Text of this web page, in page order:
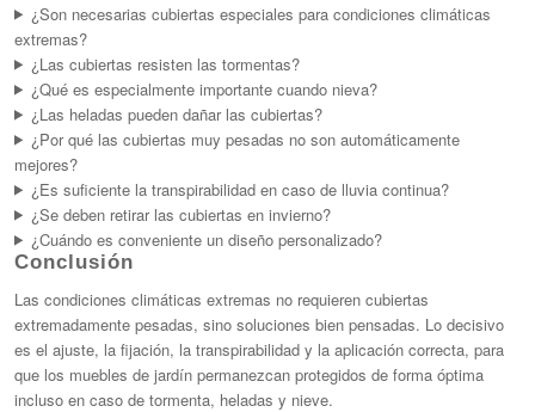
¿Son necesarias cubiertas especiales para condiciones climáticas
extremas?
¿Las cubiertas resisten las tormentas?
¿Qué es especialmente importante cuando nieva?
¿Las heladas pueden dañar las cubiertas?
¿Por qué las cubiertas muy pesadas no son automáticamente
mejores?
¿Es suficiente la transpirabilidad en caso de lluvia continua?
¿Se deben retirar las cubiertas en invierno?
¿Cuándo es conveniente un diseño personalizado?
Conclusión
Las condiciones climáticas extremas no requieren cubiertas
extremadamente pesadas, sino soluciones bien pensadas. Lo decisivo
es el ajuste, la fijación, la transpirabilidad y la aplicación correcta, para
que los muebles de jardín permanezcan protegidos de forma óptima
incluso en caso de tormenta, heladas y nieve.